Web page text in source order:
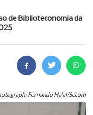
de Biblioteconomia da
Fernando Halal/Secom